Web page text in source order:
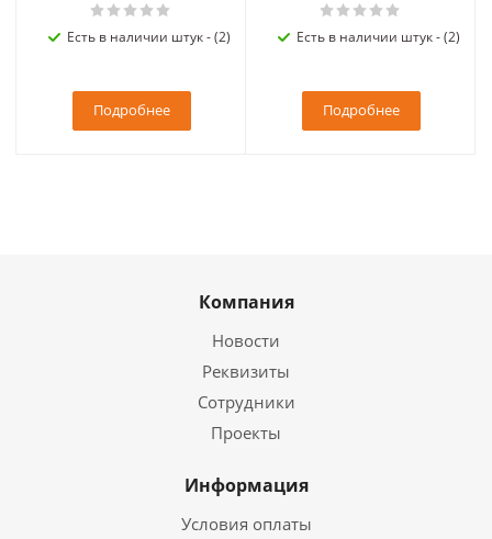
Есть в наличии штук - (2)
Подробнее
Есть в наличии штук - (2)
Подробнее
Компания
Новости
Реквизиты
Сотрудники
Проекты
Информация
Условия оплаты